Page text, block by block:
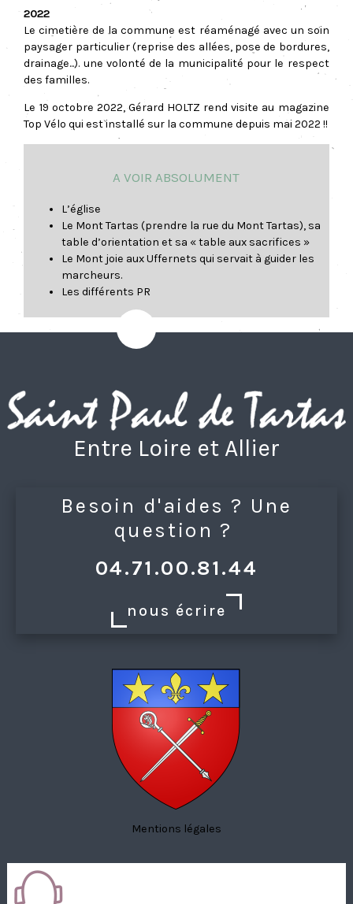
2022
Le cimetière de la commune est réaménagé avec un soin
paysager particulier (reprise des allées, pose de bordures,
drainage...). une volonté de la municipalité pour le respect
des familles.
Le 19 octobre 2022, Gérard HOLTZ rend visite au magazine
Top Vélo qui est installé sur la commune depuis mai 2022 !!
A voir absolument
L’église
Le Mont Tartas (prendre la rue du Mont Tartas), sa
table d’orientation et sa « table aux sacrifices »
Le Mont joie aux Uffernets qui servait à guider les
marcheurs.
Les différents PR
Entre Loire et Allier
Besoin d'aides ? Une
question ?
04.71.00.81.44
nous écrire
Mentions légales